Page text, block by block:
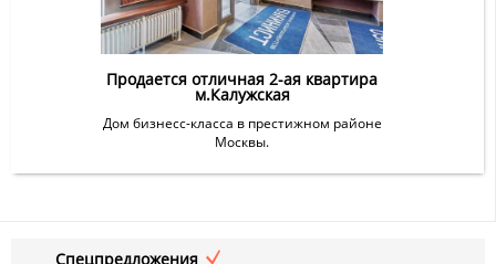
Продается отличная 2-ая квартира
м.Калужская
Дом бизнесс-класса в престижном районе
Москвы.
Спецпредложения